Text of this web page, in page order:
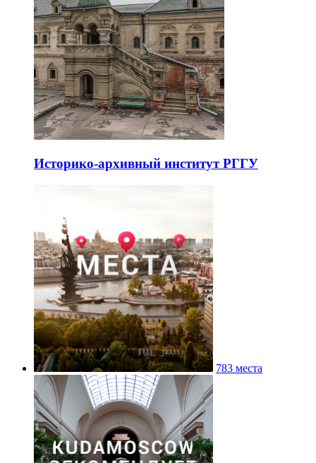
Историко-архивный институт РГГУ
783 места